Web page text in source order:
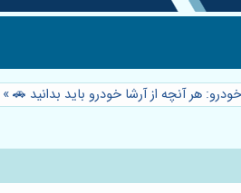
هر آنچه از آرشا خودرو باید بدانید 🚗»